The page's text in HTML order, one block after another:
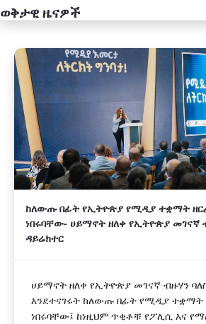
ወቅታዊ ዜናዎች
አዲስ
ከለውጡ በፊት የኢትዮጵያ የሚዲያ ተቋማት
ነበሩባቸው- ሀይማኖት ዘለቀ የኢትዮጵያ መገናኛ
ዳይሬክተር
ሀይማኖት ዘለቀ የኢትዮጵያ መገናኛ ብዙሃን
እንደተናገሩት ከለውጡ በፊት የሚዲያ
ነበሩባቸው፤ ከነዚህም ጥቂቶቹ የፖሊሲ እና